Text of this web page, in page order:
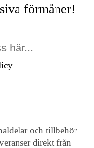
förmåner!
och tillbehör
direkt från